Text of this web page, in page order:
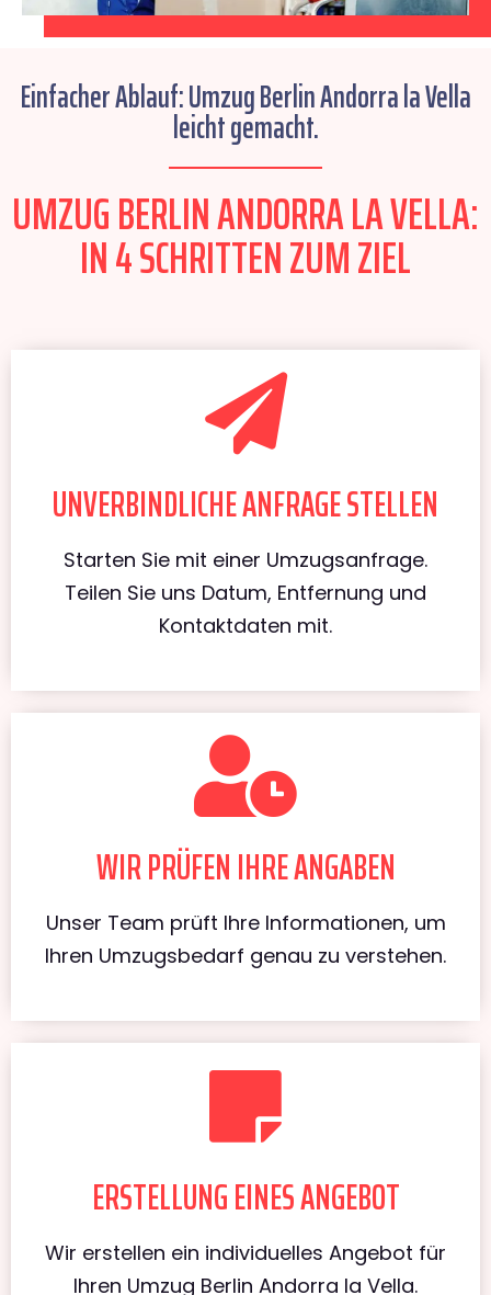
Einfacher Ablauf: Umzug Berlin Andorra la Vella
leicht gemacht.
UMZUG BERLIN ANDORRA LA VELLA:
IN 4 SCHRITTEN ZUM ZIEL
UNVERBINDLICHE ANFRAGE STELLEN
Starten Sie mit einer Umzugsanfrage.
Teilen Sie uns Datum, Entfernung und
Kontaktdaten mit.
WIR PRÜFEN IHRE ANGABEN
Unser Team prüft Ihre Informationen, um
Ihren Umzugsbedarf genau zu verstehen.
ERSTELLUNG EINES ANGEBOT
Wir erstellen ein individuelles Angebot für
Ihren Umzug Berlin Andorra la Vella.